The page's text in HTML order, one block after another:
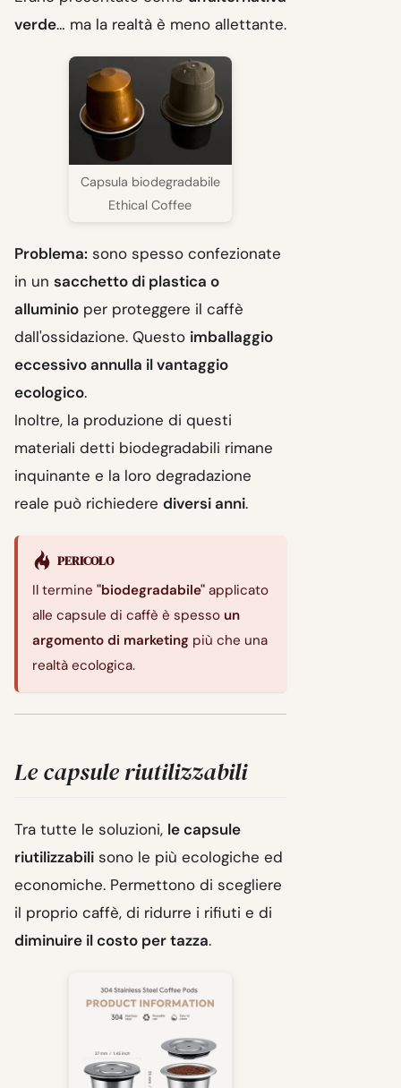
verde… ma la realtà è meno allettante.
Capsula biodegradabile
Ethical Coffee
Problema: sono spesso confezionate
in un sacchetto di plastica o
alluminio per proteggere il caffè
dall'ossidazione. Questo imballaggio
eccessivo annulla il vantaggio
ecologico.
Inoltre, la produzione di questi
materiali detti biodegradabili rimane
inquinante e la loro degradazione
reale può richiedere diversi anni.
PERICOLO
Il termine "biodegradabile" applicato
alle capsule di caffè è spesso un
argomento di marketing più che una
realtà ecologica.
Le capsule riutilizzabili
Tra tutte le soluzioni, le capsule
riutilizzabili sono le più ecologiche ed
economiche. Permettono di scegliere
il proprio caffè, di ridurre i rifiuti e di
diminuire il costo per tazza.